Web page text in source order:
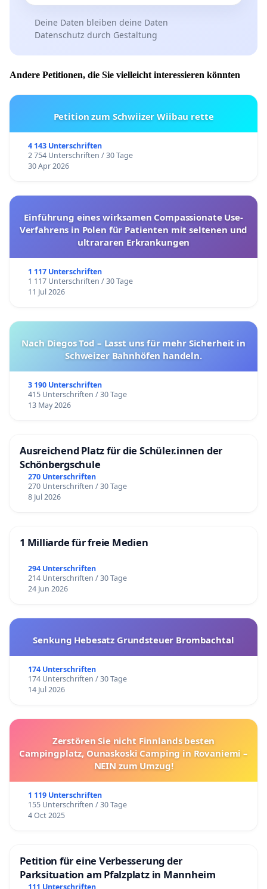
Deine Daten bleiben deine Daten
Datenschutz durch Gestaltung
Andere Petitionen, die Sie vielleicht interessieren könnten
Petition zum Schwiizer Wiibau rette
4 143 Unterschriften
2 754 Unterschriften / 30 Tage
30 Apr 2026
Einführung eines wirksamen Compassionate Use-
Verfahrens in Polen für Patienten mit seltenen und
ultrararen Erkrankungen
1 117 Unterschriften
1 117 Unterschriften / 30 Tage
11 Jul 2026
Nach Diegos Tod – Lasst uns für mehr Sicherheit in
Schweizer Bahnhöfen handeln.
3 190 Unterschriften
415 Unterschriften / 30 Tage
13 May 2026
Ausreichend Platz für die Schüler.innen der
Schönbergschule
270 Unterschriften
270 Unterschriften / 30 Tage
8 Jul 2026
1 Milliarde für freie Medien
294 Unterschriften
214 Unterschriften / 30 Tage
24 Jun 2026
Senkung Hebesatz Grundsteuer Brombachtal
174 Unterschriften
174 Unterschriften / 30 Tage
14 Jul 2026
Zerstören Sie nicht Finnlands besten
Campingplatz, Ounaskoski Camping in Rovaniemi –
NEIN zum Umzug!
1 119 Unterschriften
155 Unterschriften / 30 Tage
4 Oct 2025
Petition für eine Verbesserung der
Parksituation am Pfalzplatz in Mannheim
111 Unterschriften